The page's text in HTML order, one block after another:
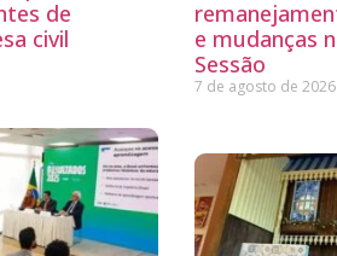
de
civil
e mudanças
Sessão
7 de agosto de 2026